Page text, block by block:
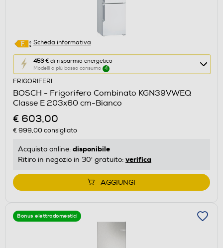
Scheda informativa
453 € di risparmio energetico
Modelli a più basso consumo 4
Questa
azione
aprirà
il
Calcolatore
di
risparmio
energetico
di
FRIGORIFERI
BOSCH - Frigorifero Combinato KGN39VWEQ
Classe E 203x60 cm-Bianco
€ 603,00
€ 999,00consigliato
Acquisto online: disponibile
Ritiro in negozio in 30' gratuito: verifica
AGGIUNGI
Bonus elettrodomestici